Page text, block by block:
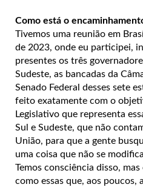
Como está o
Tivemos uma reunião em
de 2023, onde eu participei,
presentes os três
Sudeste, as bancadas da
Senado Federal desses sete
feito exatamente com o
Legislativo que representa
Sul e Sudeste, que não
União, para que a gente
uma coisa que não se
Temos consciência disso,
como essas que, aos poucos,